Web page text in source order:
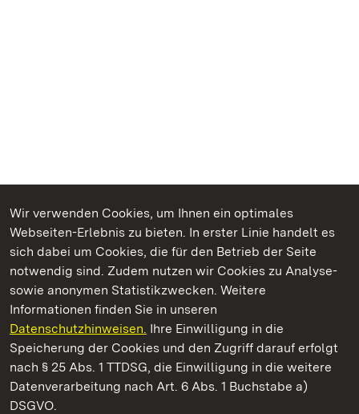
Wir verwenden Cookies, um Ihnen ein optimales
Webseiten-Erlebnis zu bieten. In erster Linie handelt es
sich dabei um Cookies, die für den Betrieb der Seite
notwendig sind. Zudem nutzen wir Cookies zu Analyse-
sowie anonymen Statistikzwecken. Weitere
Informationen finden Sie in unseren
Datenschutzhinweisen. Ihre Einwilligung in die
Speicherung der Cookies und den Zugriff darauf erfolgt
nach § 25 Abs. 1 TTDSG, die Einwilligung in die weitere
Datenverarbeitung nach Art. 6 Abs. 1 Buchstabe a)
DSGVO.
Kommen. Staunen. Genießen.
Neues Schloss Tettnang
Staatliche Schlösser und Gärten Baden-Württemberg
Kontakt